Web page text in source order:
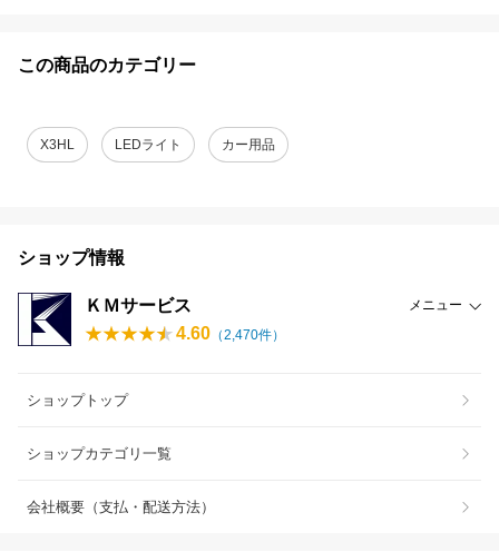
この商品のカテゴリー
X3HL LEDライト カー用品
ショップ情報
ＫＭサービス メニュー
4.60 （2,470件）
ショップトップ
ショップカテゴリ一覧
会社概要（支払・配送方法）